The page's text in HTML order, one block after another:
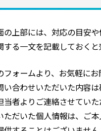
の上部には、対応の目安
する一文を記載しておくと
フォームより、お気軽に
い合わせいただいた内容
当者よりご連絡させていた
ただいた個人情報は、ご